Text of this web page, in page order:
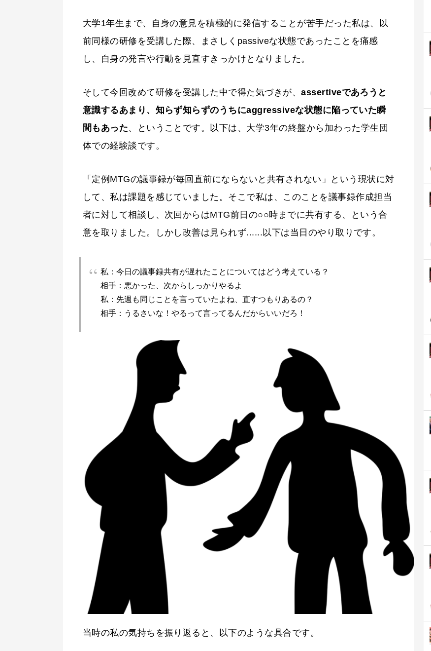
大学1年生まで、自身の意見を積極的に発信することが苦手だった私は、以
前同様の研修を受講した際、まさしくpassiveな状態であったことを痛感
し、自身の発言や行動を見直すきっかけとなりました。
そして今回改めて研修を受講した中で得た気づきが、assertiveであろうと
意識するあまり、知らず知らずのうちにaggressiveな状態に陥っていた瞬
間もあった、ということです。以下は、大学3年の終盤から加わった学生団
体での経験談です。
「定例MTGの議事録が毎回直前にならないと共有されない」という現状に対
して、私は課題を感じていました。そこで私は、このことを議事録作成担当
者に対して相談し、次回からはMTG前日の○○時までに共有する、という合
意を取りました。しかし改善は見られず......以下は当日のやり取りです。
私：今日の議事録共有が遅れたことについてはどう考えている？
相手：悪かった、次からしっかりやるよ
私：先週も同じことを言っていたよね、直すつもりあるの？
相手：うるさいな！やるって言ってるんだからいいだろ！
当時の私の気持ちを振り返ると、以下のような具合です。